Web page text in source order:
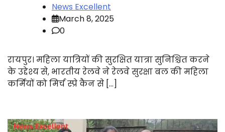
News Excellent
March 8, 2025
0
रायपुर। महिला यात्रियों की सुरक्षित यात्रा सुनिश्चित करने
के उद्देश्य से, भारतीय रेलवे ने रेलवे सुरक्षा बल की महिला
कर्मियों को मिर्च स्प्रे कैन से […]